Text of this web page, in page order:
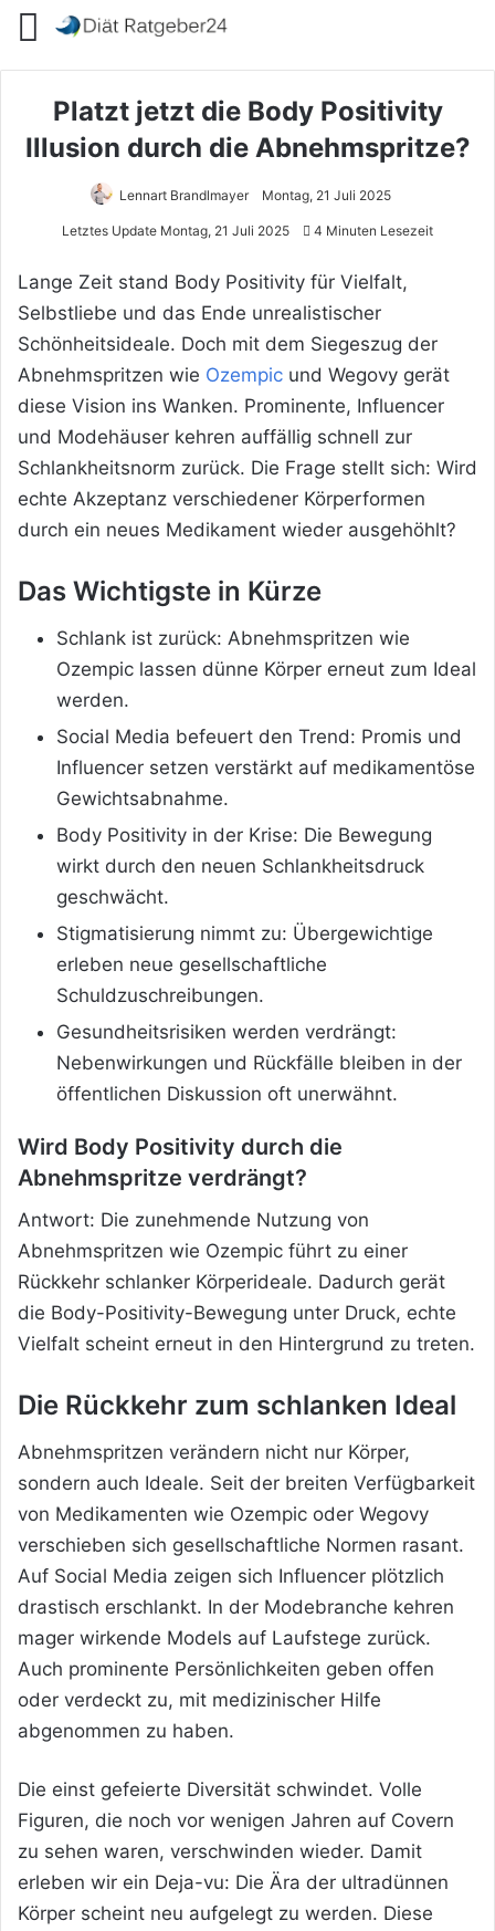
Menü
Platzt jetzt die Body Positivity
Illusion durch die Abnehmspritze?
Lennart Brandlmayer Montag, 21 Juli 2025
Letztes Update Montag, 21 Juli 2025 4 Minuten Lesezeit
Lange Zeit stand Body Positivity für Vielfalt,
Selbstliebe und das Ende unrealistischer
Schönheitsideale. Doch mit dem Siegeszug der
Abnehmspritzen wie Ozempic und Wegovy gerät
diese Vision ins Wanken. Prominente, Influencer
und Modehäuser kehren auffällig schnell zur
Schlankheitsnorm zurück. Die Frage stellt sich: Wird
echte Akzeptanz verschiedener Körperformen
durch ein neues Medikament wieder ausgehöhlt?
Das Wichtigste in Kürze
Schlank ist zurück: Abnehmspritzen wie
Ozempic lassen dünne Körper erneut zum Ideal
werden.
Social Media befeuert den Trend: Promis und
Influencer setzen verstärkt auf medikamentöse
Gewichtsabnahme.
Body Positivity in der Krise: Die Bewegung
wirkt durch den neuen Schlankheitsdruck
geschwächt.
Stigmatisierung nimmt zu: Übergewichtige
erleben neue gesellschaftliche
Schuldzuschreibungen.
Gesundheitsrisiken werden verdrängt:
Nebenwirkungen und Rückfälle bleiben in der
öffentlichen Diskussion oft unerwähnt.
Wird Body Positivity durch die
Abnehmspritze verdrängt?
Antwort: Die zunehmende Nutzung von
Abnehmspritzen wie Ozempic führt zu einer
Rückkehr schlanker Körperideale. Dadurch gerät
die Body-Positivity-Bewegung unter Druck, echte
Vielfalt scheint erneut in den Hintergrund zu treten.
Die Rückkehr zum schlanken Ideal
Abnehmspritzen verändern nicht nur Körper,
sondern auch Ideale. Seit der breiten Verfügbarkeit
von Medikamenten wie Ozempic oder Wegovy
verschieben sich gesellschaftliche Normen rasant.
Auf Social Media zeigen sich Influencer plötzlich
drastisch erschlankt. In der Modebranche kehren
mager wirkende Models auf Laufstege zurück.
Auch prominente Persönlichkeiten geben offen
oder verdeckt zu, mit medizinischer Hilfe
abgenommen zu haben.
Die einst gefeierte Diversität schwindet. Volle
Figuren, die noch vor wenigen Jahren auf Covern
zu sehen waren, verschwinden wieder. Damit
erleben wir ein Deja-vu: Die Ära der ultradünnen
Körper scheint neu aufgelegt zu werden. Diese